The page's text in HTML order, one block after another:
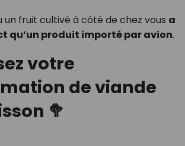
un fruit cultivé à côté de chez vous a
qu’un produit importé par avion.
votre
de viande
🥦